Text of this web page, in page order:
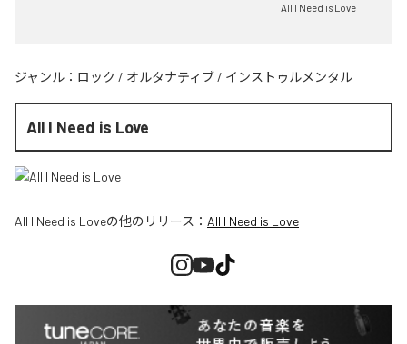
All I Need is Love
ジャンル： ロック / オルタナティブ / インストゥルメンタル
All I Need is Love
All I Need is Loveの他のリリース： All I Need is Love